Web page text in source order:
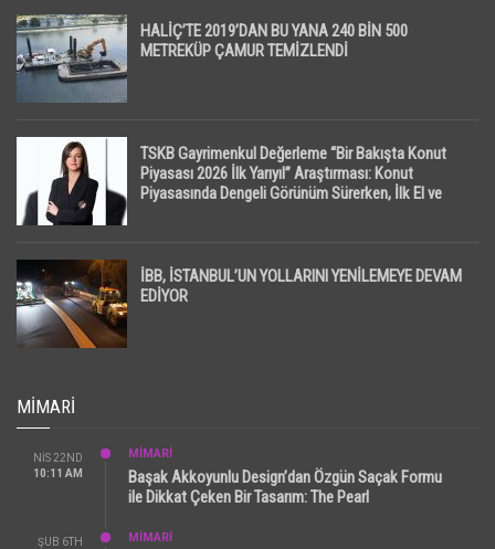
HALİÇ’TE 2019’DAN BU YANA 240 BİN 500
METREKÜP ÇAMUR TEMİZLENDİ
TSKB Gayrimenkul Değerleme “Bir Bakışta Konut
Piyasası 2026 İlk Yarıyıl” Araştırması: Konut
Piyasasında Dengeli Görünüm Sürerken, İlk El ve
İBB, İSTANBUL’UN YOLLARINI YENİLEMEYE DEVAM
EDİYOR
MIMARI
NIS 22ND
10:11 AM
MİMARİ
Başak Akkoyunlu Design’dan Özgün Saçak Formu
ile Dikkat Çeken Bir Tasarım: The Pearl
ŞUB 6TH
MİMARİ